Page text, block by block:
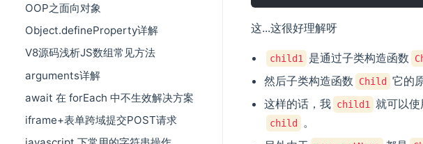
OOP之面向对象
Object.defineProperty详解
V8源码浅析JS数组常见方法
arguments详解
await 在 forEach 中不生效解决方案
iframe+表单跨域提交POST请求
这...这很好理解呀
child1 是通过子类构造函数
然后子类构造函数 Child 它的
这样的话，我 child1 就可以
child
。